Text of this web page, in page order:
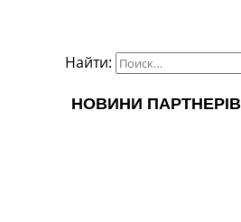
Найти: